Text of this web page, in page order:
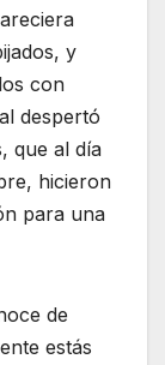
y
con
despertó
que al día
hicieron
para una
de
estás